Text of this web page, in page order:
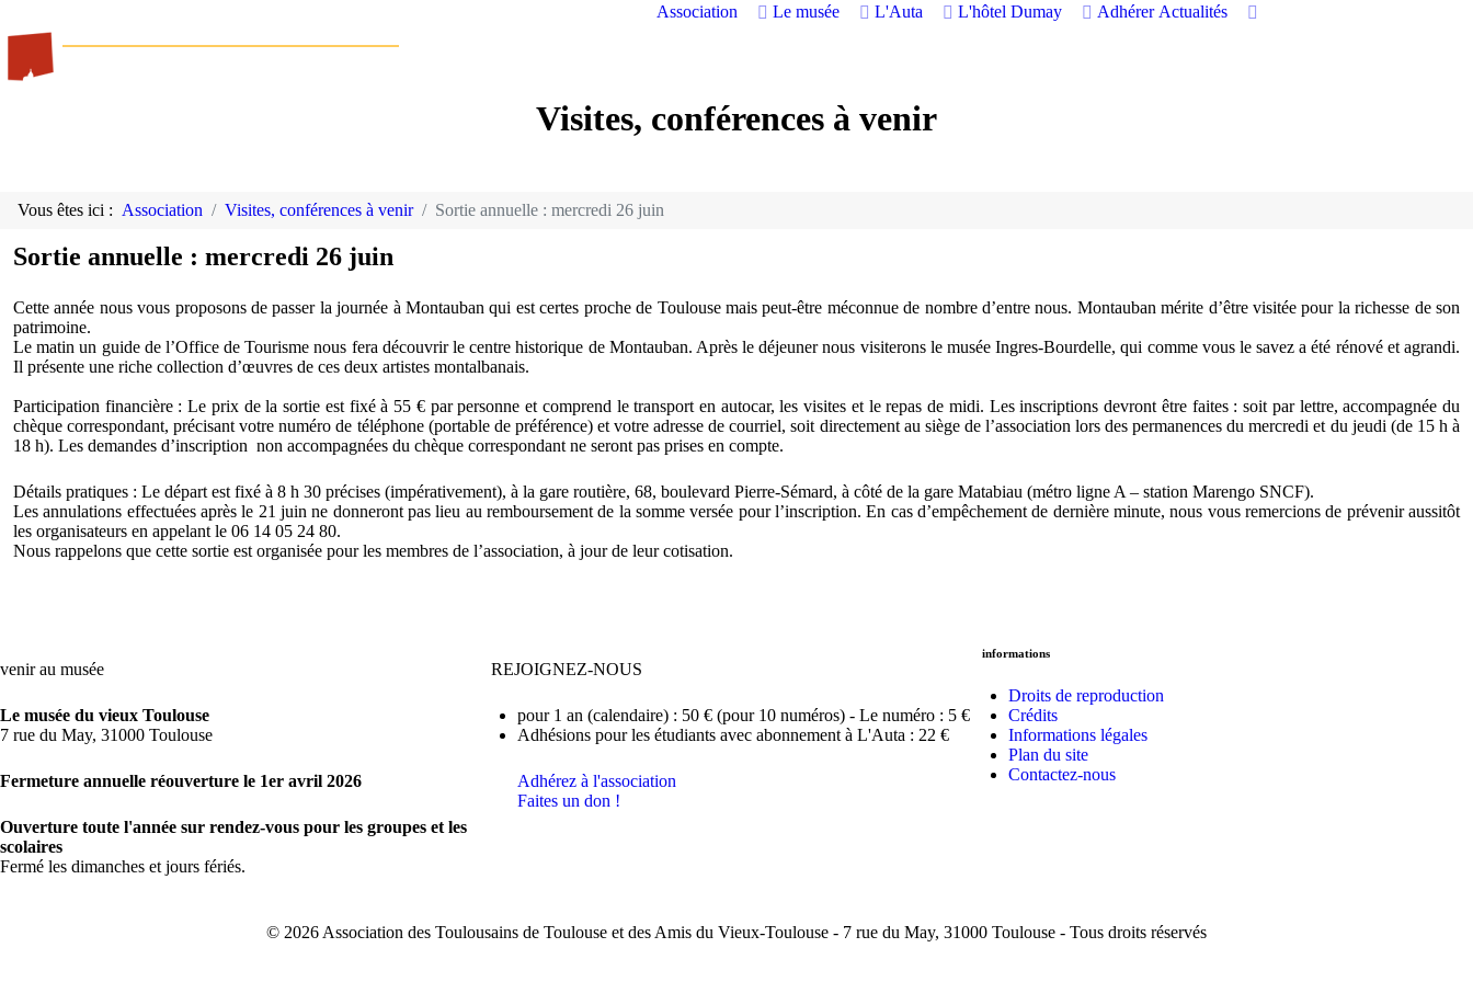
Association Le musée L'Auta L'hôtel Dumay Adhérer Actualités
Visites, conférences à venir
Vous êtes ici : Association Visites, conférences à venir Sortie annuelle : mercredi 26 juin
Sortie annuelle : mercredi 26 juin
Cette année nous vous proposons de passer la journée à Montauban qui est certes proche de Toulouse mais peut-être méconnue de nombre d’entre nous. Montauban mérite d’être visitée pour la richesse de son
patrimoine.
Le matin un guide de l’Office de Tourisme nous fera découvrir le centre historique de Montauban. Après le déjeuner nous visiterons le musée Ingres-Bourdelle, qui comme vous le savez a été rénové et agrandi.
Il présente une riche collection d’œuvres de ces deux artistes montalbanais.
Participation financière : Le prix de la sortie est fixé à 55 € par personne et comprend le transport en autocar, les visites et le repas de midi. Les inscriptions devront être faites : soit par lettre, accompagnée du
chèque correspondant, précisant votre numéro de téléphone (portable de préférence) et votre adresse de courriel, soit directement au siège de l’association lors des permanences du mercredi et du jeudi (de 15 h à
18 h). Les demandes d’inscription non accompagnées du chèque correspondant ne seront pas prises en compte.
Détails pratiques : Le départ est fixé à 8 h 30 précises (impérativement), à la gare routière, 68, boulevard Pierre-Sémard, à côté de la gare Matabiau (métro ligne A – station Marengo SNCF).
Les annulations effectuées après le 21 juin ne donneront pas lieu au remboursement de la somme versée pour l’inscription. En cas d’empêchement de dernière minute, nous vous remercions de prévenir aussitôt
les organisateurs en appelant le 06 14 05 24 80.
Nous rappelons que cette sortie est organisée pour les membres de l’association, à jour de leur cotisation.
venir au musée
Le musée du vieux Toulouse
7 rue du May, 31000 Toulouse
Fermeture annuelle réouverture le 1er avril 2026
Ouverture toute l'année sur rendez-vous pour les groupes et les
scolaires
Fermé les dimanches et jours fériés.
REJOIGNEZ-NOUS
pour 1 an (calendaire) : 50 € (pour 10 numéros) - Le numéro : 5 €
Adhésions pour les étudiants avec abonnement à L'Auta : 22 €
Adhérez à l'association
Faites un don !
informations
Droits de reproduction
Crédits
Informations légales
Plan du site
Contactez-nous
© 2026 Association des Toulousains de Toulouse et des Amis du Vieux-Toulouse - 7 rue du May, 31000 Toulouse - Tous droits réservés